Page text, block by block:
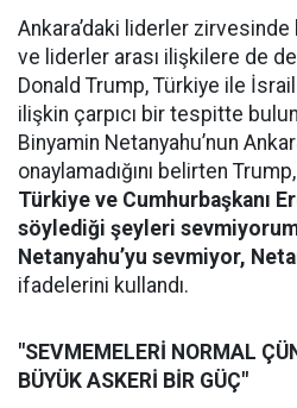
Ankara’daki liderler
ve liderler arası ilişkilere de
Donald Trump, Türkiye ile
ilişkin çarpıcı bir tespitte
Binyamin Netanyahu’nun
onaylamadığını belirten
Türkiye ve Cumhurbaşkanı
söylediği şeyleri
Netanyahu’yu sevmiyor,
ifadelerini kullandı.
"SEVMEMELERİ NORMAL
BÜYÜK ASKERİ BİR GÜÇ"